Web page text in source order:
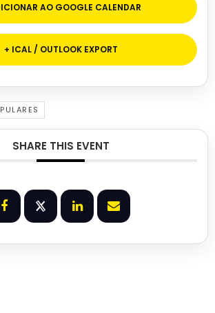
AO GOOGLE CALENDAR
+ ICAL / OUTLOOK EXPORT
SHARE THIS EVENT